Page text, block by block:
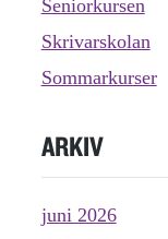
Seniorkursen
Skrivarskolan
Sommarkurser
ARKIV
juni 2026